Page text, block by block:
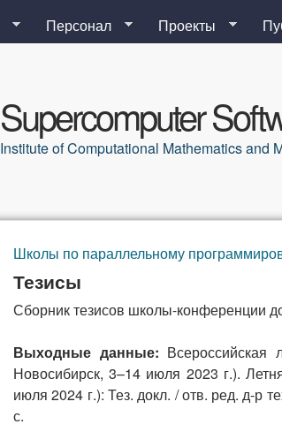
Персонал Проекты
Supercomputer
Institute of Computational Mathematics and
Вы здесь
Школы по параллельному
Тезисы
Сборник тезисов школы-конференции
Выходные данные:
Новосибирск, 3–14 июля 2023 г.).
июля 2024 г.): Тез. докл. / отв. ред. д-
с.